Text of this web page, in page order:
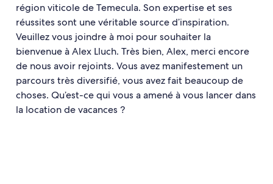
région viticole de Temecula. Son expertise et ses
réussites sont une véritable source d’inspiration.
Veuillez vous joindre à moi pour souhaiter la
bienvenue à Alex Lluch. Très bien, Alex, merci encore
de nous avoir rejoints. Vous avez manifestement un
parcours très diversifié, vous avez fait beaucoup de
choses. Qu’est-ce qui vous a amené à vous lancer dans
la location de vacances ?